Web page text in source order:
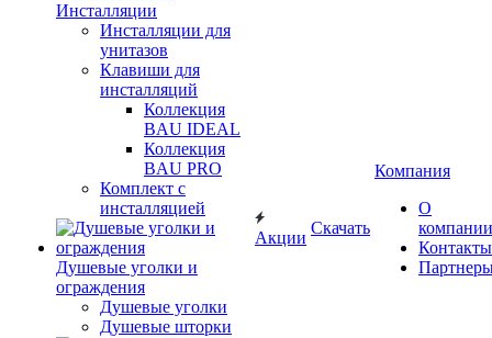
Инсталляции
Инсталляции для
унитазов
Клавиши для
инсталляций
Коллекция
BAU IDEAL
Коллекция
BAU PRO
Комплект с
инсталляцией
Душевые уголки и
ограждения
Душевые уголки
Душевые шторки
Акции
Скачать
Компания
О
компании
Контакты